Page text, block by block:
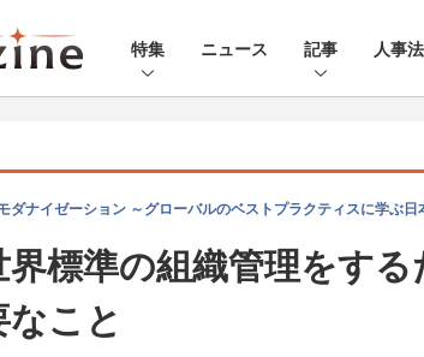
特集 ニュース 記事 人事
ダナイゼーション ～グローバルのベストプラクティスに学ぶ
界標準の組織管理をす
なこと